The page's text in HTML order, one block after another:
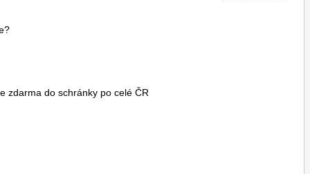
zdarma do schránky po celé ČR